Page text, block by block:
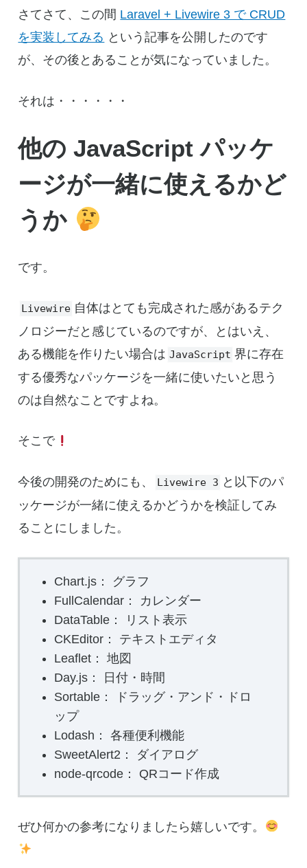
さてさて、この間 Laravel + Livewire 3 で CRUD
を実装してみる という記事を公開したのです
が、その後とあることが気になっていました。
それは・・・・・・
他の JavaScript パッケ
ージが一緒に使えるかど
うか
です。
Livewire 自体はとても完成された感があるテク
ノロジーだと感じているのですが、とはいえ、
ある機能を作りたい場合は JavaScript 界に存在
する優秀なパッケージを一緒に使いたいと思う
のは自然なことですよね。
そこで
今後の開発のためにも、 Livewire 3 と以下のパ
ッケージが一緒に使えるかどうかを検証してみ
ることにしました。
Chart.js： グラフ
FullCalendar： カレンダー
DataTable： リスト表示
CKEditor： テキストエディタ
Leaflet： 地図
Day.js： 日付・時間
Sortable： ドラッグ・アンド・ドロ
ップ
Lodash： 各種便利機能
SweetAlert2： ダイアログ
node-qrcode： QRコード作成
ぜひ何かの参考になりましたら嬉しいです。